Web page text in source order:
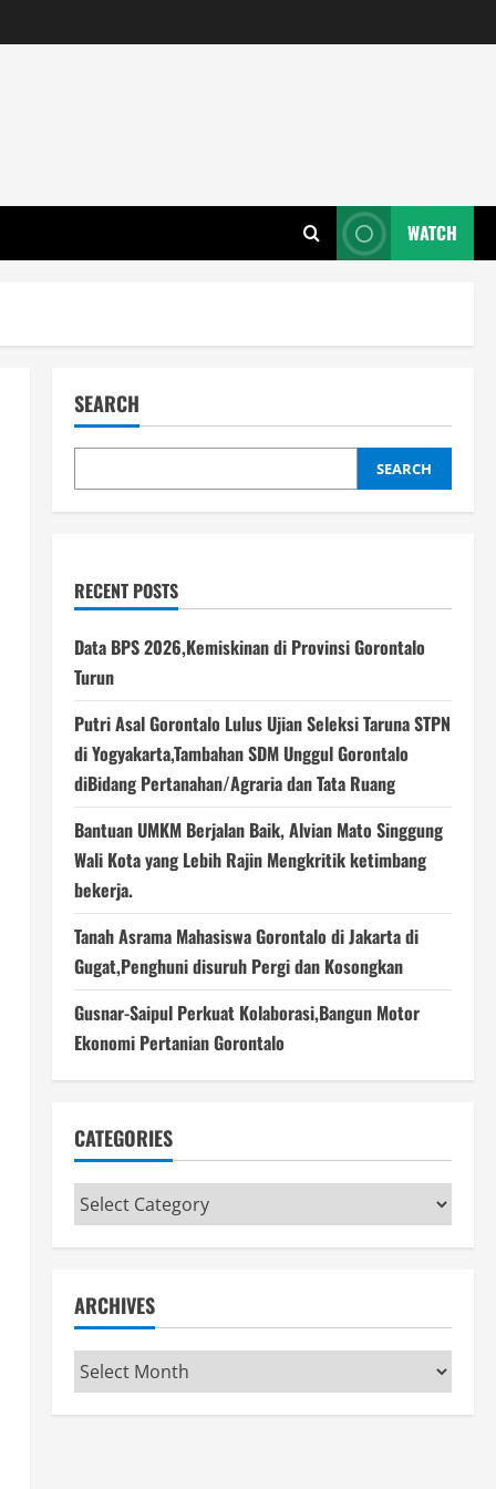
WATCH
SEARCH
SEARCH
RECENT POSTS
Data BPS 2026,Kemiskinan di Provinsi Gorontalo
Turun
Putri Asal Gorontalo Lulus Ujian Seleksi Taruna STPN
di Yogyakarta,Tambahan SDM Unggul Gorontalo
diBidang Pertanahan/Agraria dan Tata Ruang
Bantuan UMKM Berjalan Baik, Alvian Mato Singgung
Wali Kota yang Lebih Rajin Mengkritik ketimbang
bekerja.
Tanah Asrama Mahasiswa Gorontalo di Jakarta di
Gugat,Penghuni disuruh Pergi dan Kosongkan
Gusnar-Saipul Perkuat Kolaborasi,Bangun Motor
Ekonomi Pertanian Gorontalo
CATEGORIES
Categories
ARCHIVES
Archives